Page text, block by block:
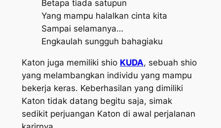
Betapa tiada satupun
Yang mampu halalkan cinta kita
Sampai selamanya…
Engkaulah sungguh bahagiaku
Katon juga memiliki shio KUDA, sebuah shio
yang melambangkan individu yang mampu
bekerja keras. Keberhasilan yang dimiliki
Katon tidak datang begitu saja, simak
sedikit perjuangan Katon di awal perjalanan